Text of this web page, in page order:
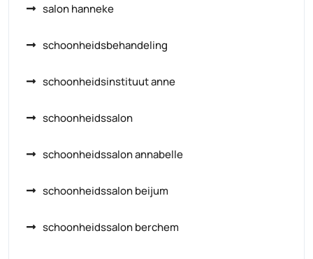
salon hanneke
schoonheidsbehandeling
schoonheidsinstituut anne
schoonheidssalon
schoonheidssalon annabelle
schoonheidssalon beijum
schoonheidssalon berchem